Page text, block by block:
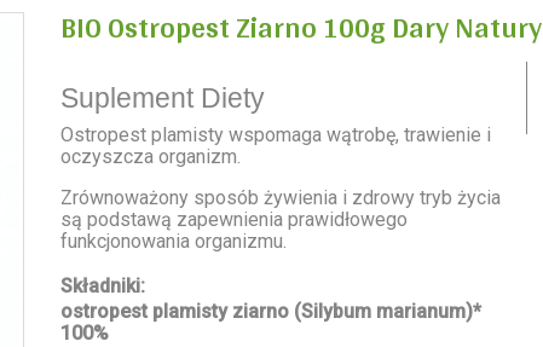
BIO Ostropest Ziarno 100g Dary Natury
Suplement Diety
Ostropest plamisty wspomaga wątrobę, trawienie i
oczyszcza organizm.
Zrównoważony sposób żywienia i zdrowy tryb życia
są podstawą zapewnienia prawidłowego
funkcjonowania organizmu.
Składniki:
ostropest plamisty ziarno (Silybum marianum)*
100%